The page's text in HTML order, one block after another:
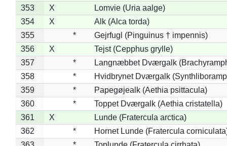
353
X
Lomvie (Uria aalge)
354
X
Alk (Alca torda)
355
*
Gejrfugl (Pinguinus † impennis)
356
X
Tejst (Cepphus grylle)
357
*
Langnæbbet Dværgalk
358
*
Hvidbrynet Dværgalk
359
*
Papegøjealk (Aethia psittacula)
360
*
Toppet Dværgalk (Aethia cristatella)
361
X
Lunde (Fratercula arctica)
362
*
Hornet Lunde (Fratercula